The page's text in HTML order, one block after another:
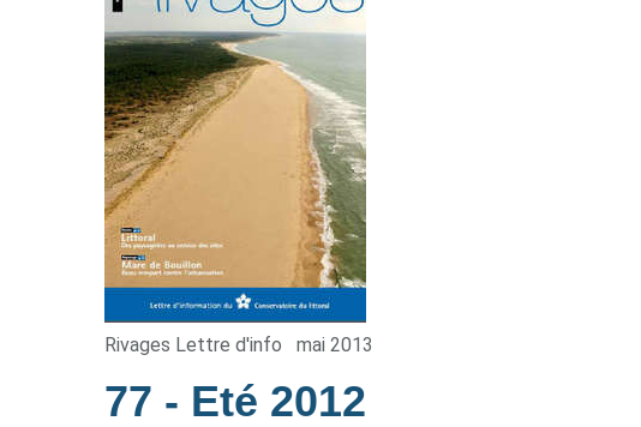
Rivages Lettre d'info mai 2013
77 - Eté 2012